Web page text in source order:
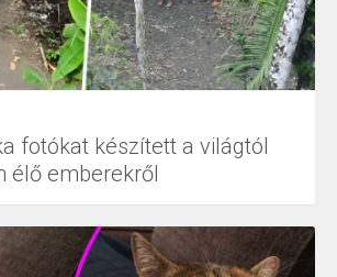
fotókat készített a világtól
élő emberekről